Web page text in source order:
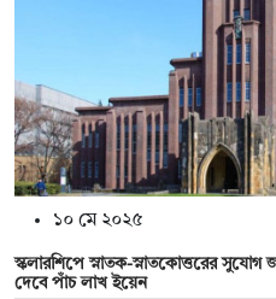
১০ মে ২০২৫
স্কলারশিপে স্নাতক-স্নাতকোত্তরের সুযোগ
দেবে পাঁচ লাখ ইয়েন